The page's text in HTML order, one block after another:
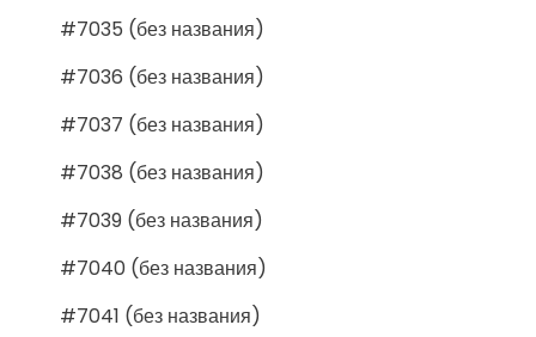
#7035 (без названия)
#7036 (без названия)
#7037 (без названия)
#7038 (без названия)
#7039 (без названия)
#7040 (без названия)
#7041 (без названия)